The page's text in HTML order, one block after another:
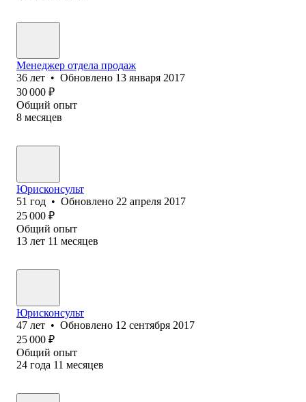
Менеджер отдела продаж
36 лет • Обновлено 13 января 2017
30 000 ₽
Общий опыт
8 месяцев
Юрисконсульт
51 год • Обновлено 22 апреля 2017
25 000 ₽
Общий опыт
13 лет 11 месяцев
Юрисконсульт
47 лет • Обновлено 12 сентября 2017
25 000 ₽
Общий опыт
24 года 11 месяцев